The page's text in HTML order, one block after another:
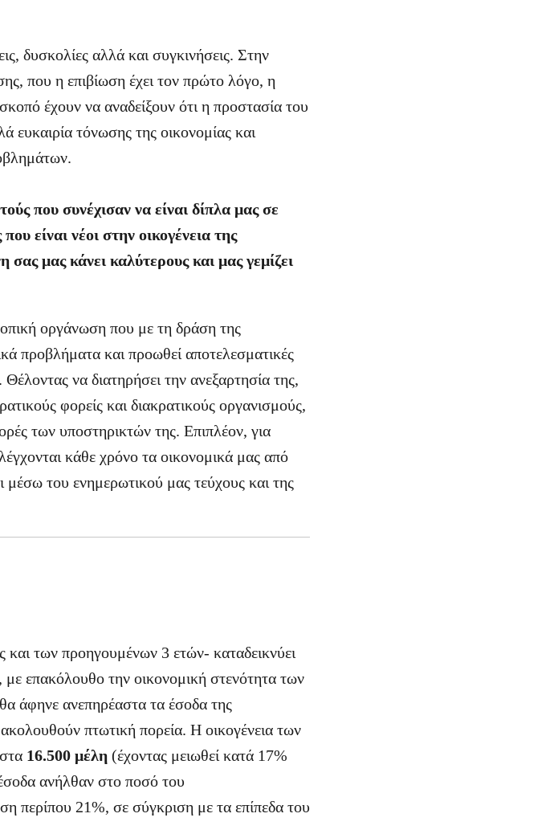
δυσκολίες αλλά και συγκινήσεις. Στην
που η επιβίωση έχει τον πρώτο λόγο, η
έχουν να αναδείξουν ότι η προστασία του
ευκαιρία τόνωσης της οικονομίας και
που συνέχισαν να είναι δίπλα μας σε
είναι νέοι στην οικογένεια της
μας κάνει καλύτερους και μας γεμίζει
οργάνωση που με τη δράση της
προβλήματα και προωθεί αποτελεσματικές
να διατηρήσει την ανεξαρτησία της,
φορείς και διακρατικούς οργανισμούς,
των υποστηρικτών της. Επιπλέον, για
κάθε χρόνο τα οικονομικά μας από
μέσω του ενημερωτικού μας τεύχους και της
των προηγουμένων 3 ετών- καταδεικνύει
με επακόλουθο την οικονομική στενότητα των
άφηνε ανεπηρέαστα τα έσοδα της
πτωτική πορεία. Η οικογένεια των
16.500 μέλη (έχοντας μειωθεί κατά 17%
ανήλθαν στο ποσό του
περίπου 21%, σε σύγκριση με τα επίπεδα του